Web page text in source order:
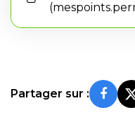
Partager sur :